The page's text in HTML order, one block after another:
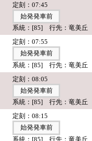
定刻：07:45
始発発車前
系統：[85] 行先：竜美丘
定刻：07:55
始発発車前
系統：[85] 行先：竜美丘
定刻：08:05
始発発車前
系統：[85] 行先：竜美丘
定刻：08:15
始発発車前
系統：[85] 行先：竜美丘